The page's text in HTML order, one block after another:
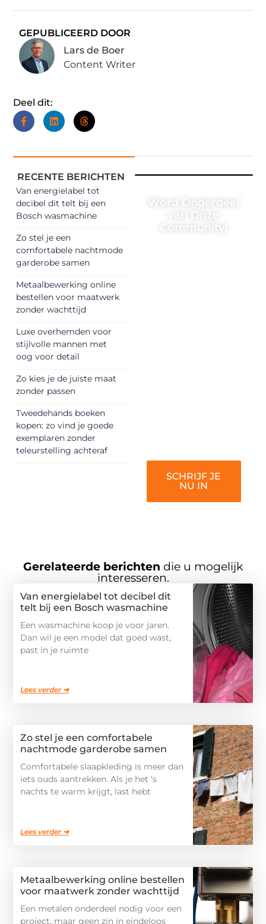
GEPUBLICEERD DOOR
Lars de Boer
Content Writer
Deel dit:
RECENTE BERICHTEN
Van energielabel tot
decibel dit telt bij een
Bosch wasmachine
Zo stel je een
comfortabele nachtmode
garderobe samen
Metaalbewerking online
bestellen voor maatwerk
zonder wachttijd
Luxe overhemden voor
stijlvolle mannen met
oog voor detail
Zo kies je de juiste maat
zonder passen
Tweedehands boeken
kopen: zo vind je goede
exemplaren zonder
teleurstelling achteraf
Word Onderdeel
van Onze
Community!
SCHRIJF JE
NU IN
Gerelateerde berichten die u mogelijk
interesseren.
Van energielabel tot decibel dit
telt bij een Bosch wasmachine
Een wasmachine koop je voor jaren.
Dan wil je een model dat goed wast,
past in je ruimte
Lees verder ➜
Zo stel je een comfortabele
nachtmode garderobe samen
Comfortabele slaapkleding is meer dan
iets ouds aantrekken. Als je het ’s
nachts te warm krijgt, last hebt
Lees verder ➜
Metaalbewerking online bestellen
voor maatwerk zonder wachttijd
Een metalen onderdeel nodig voor een
project, maar geen zin in eindeloos